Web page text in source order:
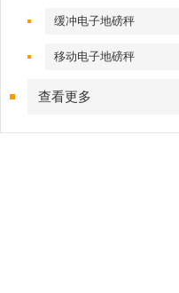
缓冲电子地磅秤
移动电子地磅秤
查看更多